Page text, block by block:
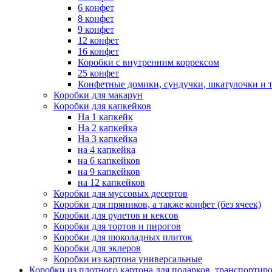
6 конфет
8 конфет
9 конфет
12 конфет
16 конфет
Коробки с внутренним коррексом
25 конфет
Конфетные домики, сундучки, шкатулочки и
Коробки для макарун
Коробки для капкейков
На 1 капкейк
На 2 капкейка
На 3 капкейка
на 4 капкейка
на 6 капкейков
на 9 капкейков
на 12 капкейков
Коробки для муссовых десертов
Коробки для пряников, а также конфет (без ячеек)
Коробки для рулетов и кексов
Коробки для тортов и пирогов
Коробки для шоколадных плиток
Коробки для эклеров
Коробки из картона универсальные
Коробки из плотного картона для подарков,